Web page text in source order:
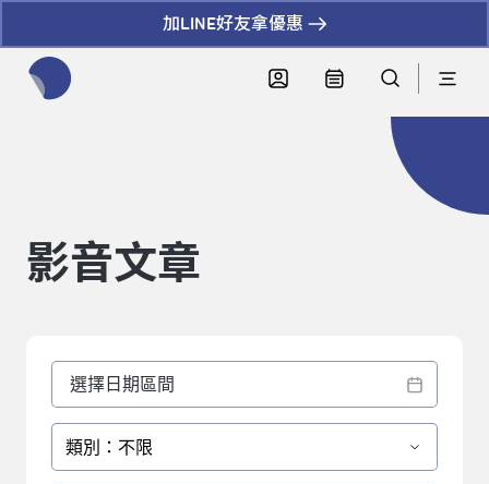
加LINE好友拿優惠
影音文章
類別：不限